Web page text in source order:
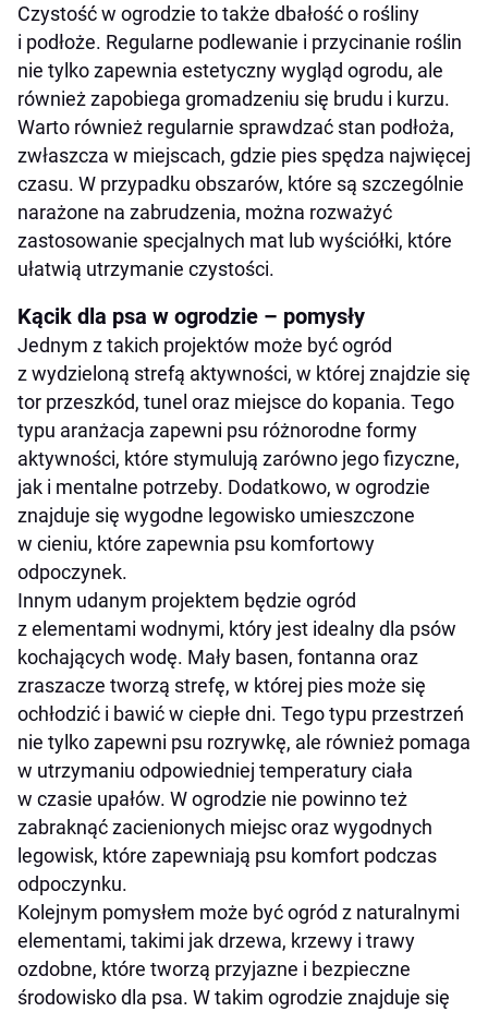
Czystość w ogrodzie to także dbałość o rośliny
i podłoże. Regularne podlewanie i przycinanie roślin
nie tylko zapewnia estetyczny wygląd ogrodu, ale
również zapobiega gromadzeniu się brudu i kurzu.
Warto również regularnie sprawdzać stan podłoża,
zwłaszcza w miejscach, gdzie pies spędza najwięcej
czasu. W przypadku obszarów, które są szczególnie
narażone na zabrudzenia, można rozważyć
zastosowanie specjalnych mat lub wyściółki, które
ułatwią utrzymanie czystości.
Kącik dla psa w ogrodzie – pomysły
Jednym z takich projektów może być ogród
z wydzieloną strefą aktywności, w której znajdzie się
tor przeszkód, tunel oraz miejsce do kopania. Tego
typu aranżacja zapewni psu różnorodne formy
aktywności, które stymulują zarówno jego fizyczne,
jak i mentalne potrzeby. Dodatkowo, w ogrodzie
znajduje się wygodne legowisko umieszczone
w cieniu, które zapewnia psu komfortowy
odpoczynek.
Innym udanym projektem będzie ogród
z elementami wodnymi, który jest idealny dla psów
kochających wodę. Mały basen, fontanna oraz
zraszacze tworzą strefę, w której pies może się
ochłodzić i bawić w ciepłe dni. Tego typu przestrzeń
nie tylko zapewni psu rozrywkę, ale również pomaga
w utrzymaniu odpowiedniej temperatury ciała
w czasie upałów. W ogrodzie nie powinno też
zabraknąć zacienionych miejsc oraz wygodnych
legowisk, które zapewniają psu komfort podczas
odpoczynku.
Kolejnym pomysłem może być ogród z naturalnymi
elementami, takimi jak drzewa, krzewy i trawy
ozdobne, które tworzą przyjazne i bezpieczne
środowisko dla psa. W takim ogrodzie znajduje się